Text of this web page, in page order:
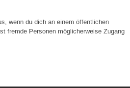
wenn du dich an einem öffentlichen
fremde Personen möglicherweise Zugang